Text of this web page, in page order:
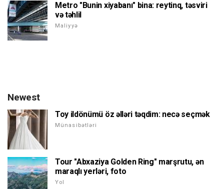
Metro "Bunin xiyabanı" bina: reytinq, təsviri
və təhlil
Maliyyə
Newest
Toy ildönümü öz əlləri təqdim: necə seçmək
Münasibətləri
Tour "Abxaziya Golden Ring" marşrutu, ən
maraqlı yerləri, foto
Yol